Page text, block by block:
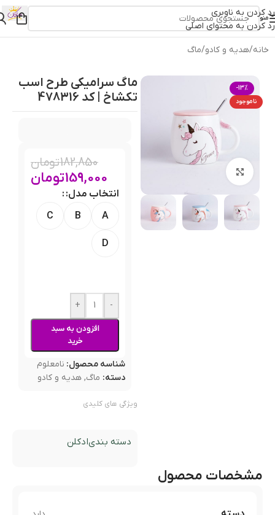
رد کردن به ناوبری
رد کردن به محتوای اصلی
منو
خانه/هدیه و کادو/ماگ
-13%
ناموجود
بزرگنمایی تصویر
ماگ سرامیکی طرح اسب
تکشاخ | کد 478316
182,850تومان
159,000تومان
انتخاب مدل:
A
B
C
D
-
+
افزودن به سبد
خرید
شناسه محصول: نامعلوم
دسته: ماگ, هدیه و کادو
ویژگی های کلیدی
دسته بندیادکلن
مشخصات محصول